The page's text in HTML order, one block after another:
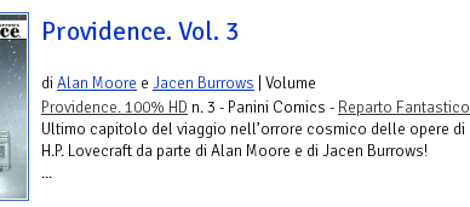
Providence. Vol. 3
diAlan Moore e Jacen Burrows | Volume
Providence. 100% HD n. 3 - Panini Comics - Reparto Fantastico
Ultimo capitolo del viaggio nell’orrore cosmico delle opere di
H.P. Lovecraft da parte di Alan Moore e di Jacen Burrows!
...